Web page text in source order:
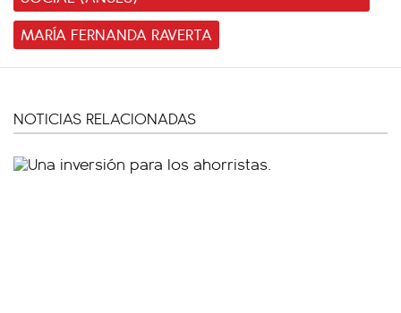
MARÍA FERNANDA RAVERTA
NOTICIAS RELACIONADAS